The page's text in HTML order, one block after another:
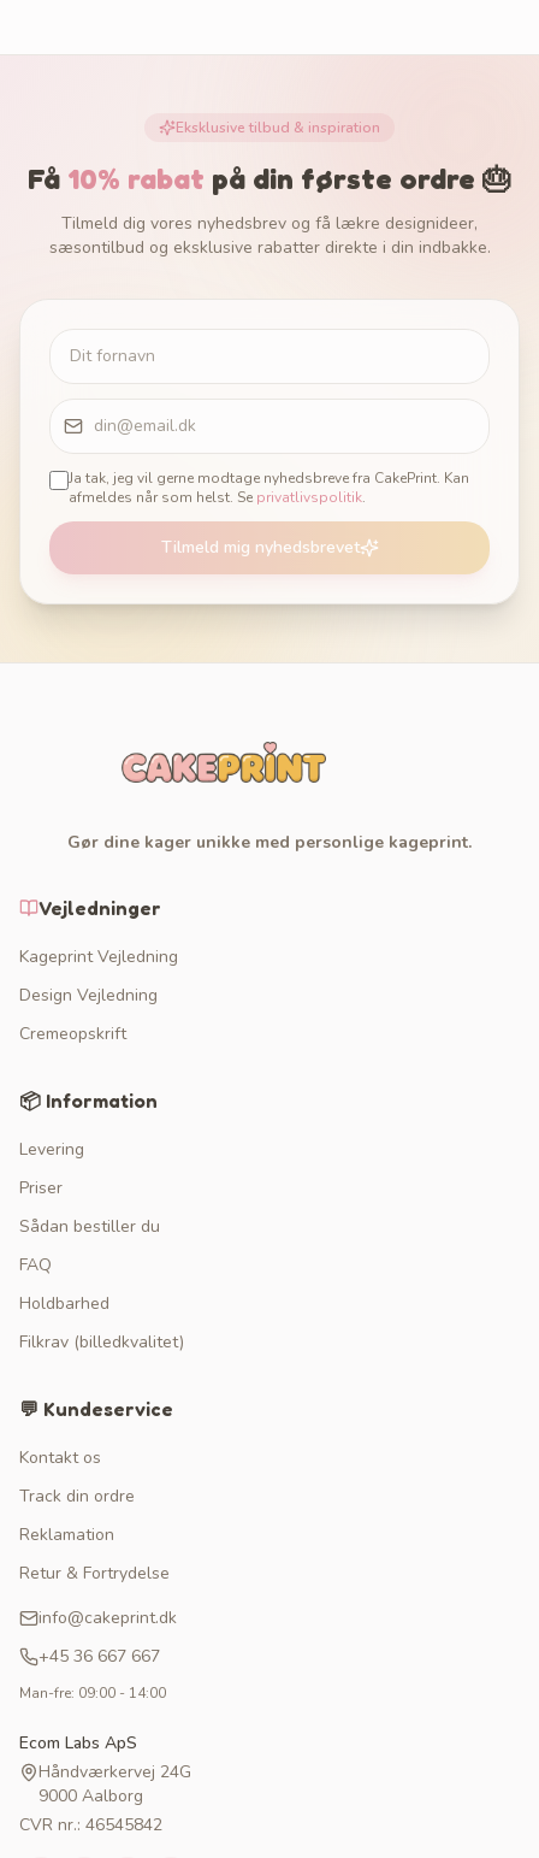
Eksklusive tilbud & inspiration
Få 10% rabat på din første ordre 🎂
Tilmeld dig vores nyhedsbrev og få lækre designideer,
sæsontilbud og eksklusive rabatter direkte i din indbakke.
Ja tak, jeg vil gerne modtage nyhedsbreve fra CakePrint. Kan
afmeldes når som helst. Se privatlivspolitik.
Tilmeld mig nyhedsbrevet
Gør dine kager unikke med personlige kageprint.
Vejledninger
Kageprint Vejledning
Design Vejledning
Cremeopskrift
📦 Information
Levering
Priser
Sådan bestiller du
FAQ
Holdbarhed
Filkrav (billedkvalitet)
💬 Kundeservice
Kontakt os
Track din ordre
Reklamation
Retur & Fortrydelse
info@cakeprint.dk
+45 36 667 667
Man-fre: 09:00 - 14:00
Ecom Labs ApS
Håndværkervej 24G
9000 Aalborg
CVR nr.: 46545842